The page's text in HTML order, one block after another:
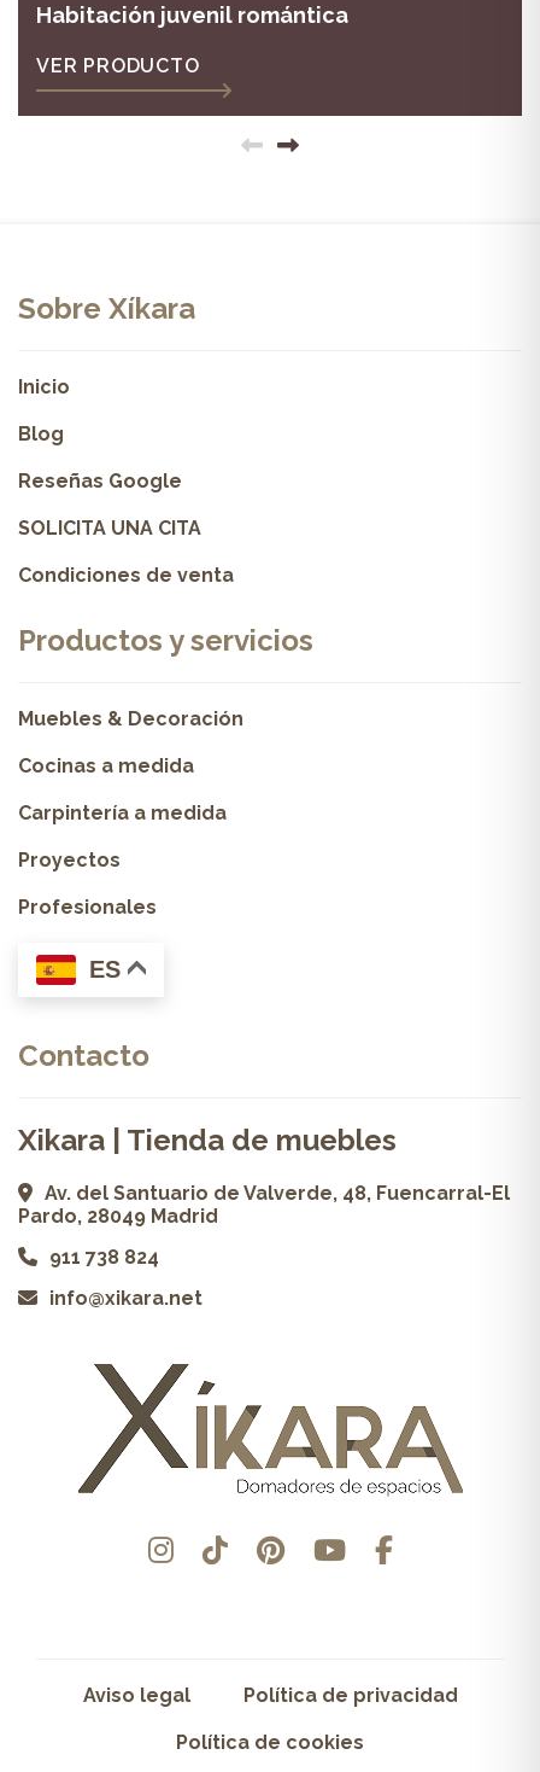
Habitación juvenil romántica
VER PRODUCTO
Sobre Xíkara
Inicio
Blog
Reseñas Google
SOLICITA UNA CITA
Condiciones de venta
Productos y servicios
Muebles & Decoración
Cocinas a medida
Carpintería a medida
Proyectos
Profesionales
ES
Contacto
Xikara | Tienda de muebles
Av. del Santuario de Valverde, 48, Fuencarral-El
Pardo, 28049 Madrid
911 738 824
info@xikara.net
Aviso legal Política de privacidad
Política de cookies